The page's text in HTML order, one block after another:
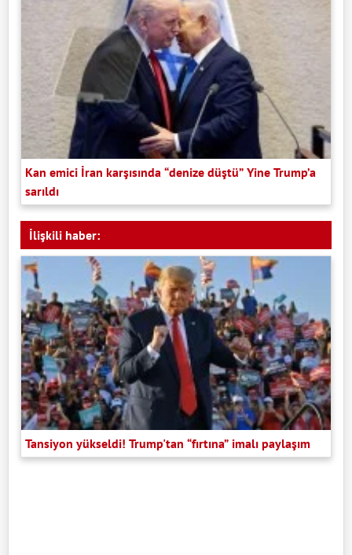
Kan emici İran karşısında “denize düştü” Yine Trump’a
sarıldı
İlişkili haber:
Tansiyon yükseldi! Trump'tan “fırtına” imalı paylaşım